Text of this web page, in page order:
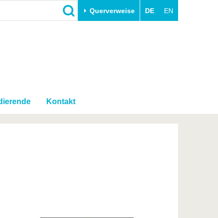
Querverweise DE EN
Forschungskooperationen
Gründen an der BTU
Kontakt